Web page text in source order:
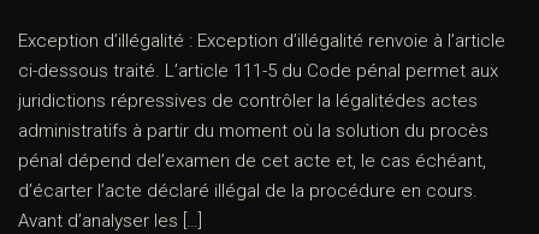
Exception d’illégalité : Exception d’illégalité renvoie à l’article
ci-dessous traité. L’article 111-5 du Code pénal permet aux
juridictions répressives de contrôler la légalitédes actes
administratifs à partir du moment où la solution du procès
pénal dépend del’examen de cet acte et, le cas échéant,
d’écarter l’acte déclaré illégal de la procédure en cours.
Avant d’analyser les […]